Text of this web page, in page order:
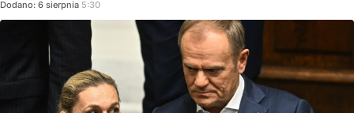
Dodano: 6 sierpnia 5:30